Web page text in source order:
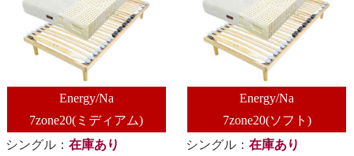
Energy/Na
7zone20(ミディアム)
シングル： 在庫あり
Energy/Na
7zone20(ソフト)
シングル：在庫あり